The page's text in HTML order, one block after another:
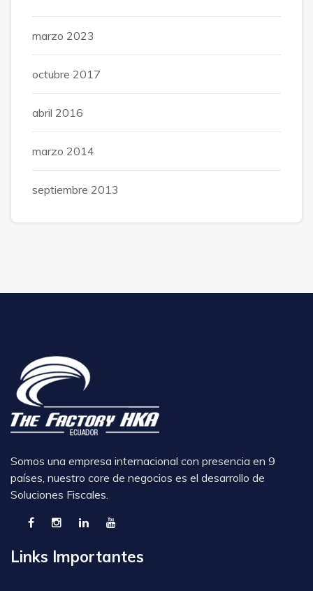
marzo 2023
octubre 2017
abril 2016
marzo 2014
septiembre 2013
Somos una empresa internacional con presencia en 9
países, nuestro core de negocios es el desarrollo de
Soluciones Fiscales.
Links Importantes